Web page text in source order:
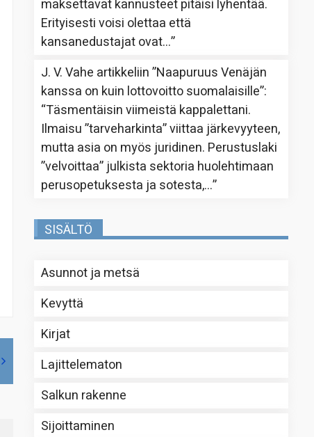
maksettavat kannusteet pitäisi lyhentää.
Erityisesti voisi olettaa että
kansanedustajat ovat…”
J. V. Vahe artikkeliin”Naapuruus Venäjän
kanssa on kuin lottovoitto suomalaisille”:
“Täsmentäisin viimeistä kappalettani.
Ilmaisu ”tarveharkinta” viittaa järkevyyteen,
mutta asia on myös juridinen. Perustuslaki
”velvoittaa” julkista sektoria huolehtimaan
perusopetuksesta ja sotesta,…”
SISÄLTÖ
Asunnot ja metsä
Kevyttä
Kirjat
Lajittelematon
Salkun rakenne
Sijoittaminen